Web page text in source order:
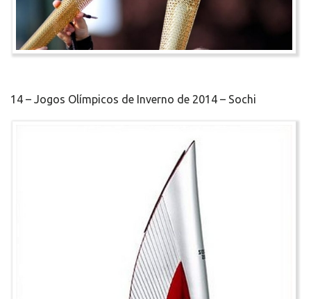
14 – Jogos Olímpicos de Inverno de 2014 – Sochi